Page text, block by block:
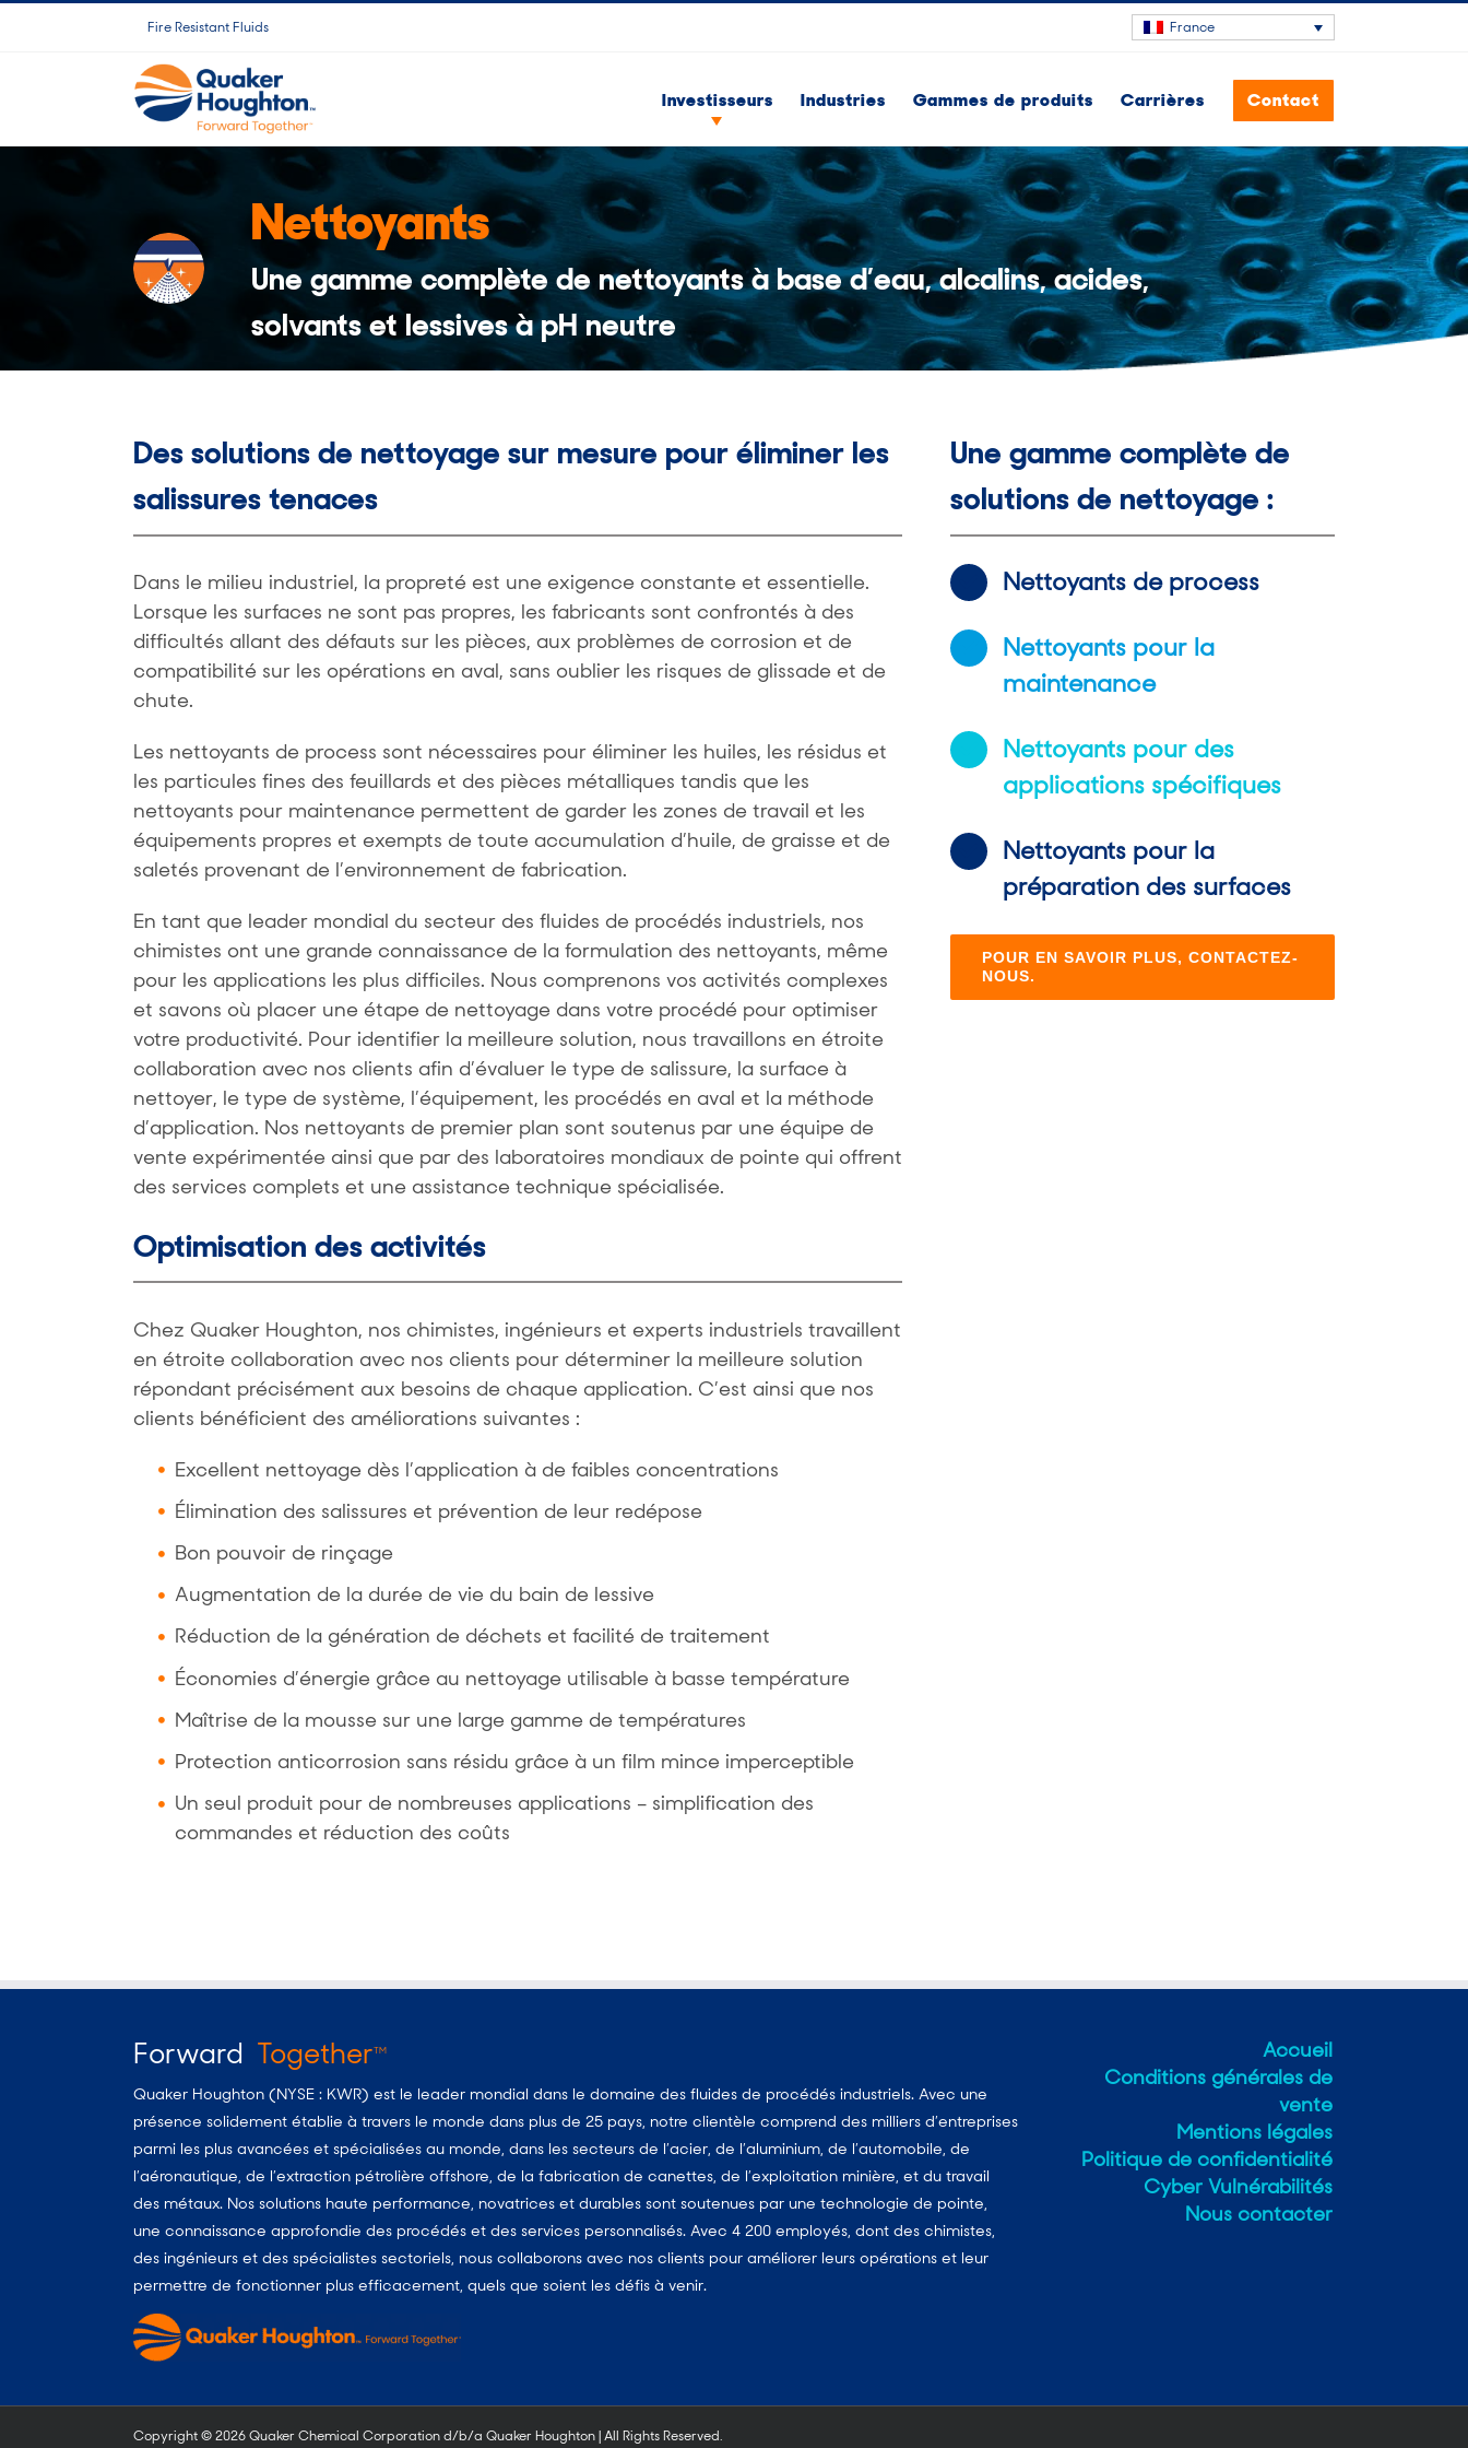
Fire Resistant Fluids France
Investisseurs Industries Gammes de produits Carrières Contact
Nettoyants
Une gamme complète de nettoyants à base d’eau, alcalins, acides,
solvants et lessives à pH neutre
Des solutions de nettoyage sur mesure pour éliminer les
salissures tenaces
Dans le milieu industriel, la propreté est une exigence constante et essentielle.
Lorsque les surfaces ne sont pas propres, les fabricants sont confrontés à des
difficultés allant des défauts sur les pièces, aux problèmes de corrosion et de
compatibilité sur les opérations en aval, sans oublier les risques de glissade et de
chute.
Les nettoyants de process sont nécessaires pour éliminer les huiles, les résidus et
les particules fines des feuillards et des pièces métalliques tandis que les
nettoyants pour maintenance permettent de garder les zones de travail et les
équipements propres et exempts de toute accumulation d’huile, de graisse et de
saletés provenant de l’environnement de fabrication.
En tant que leader mondial du secteur des fluides de procédés industriels, nos
chimistes ont une grande connaissance de la formulation des nettoyants, même
pour les applications les plus difficiles. Nous comprenons vos activités complexes
et savons où placer une étape de nettoyage dans votre procédé pour optimiser
votre productivité. Pour identifier la meilleure solution, nous travaillons en étroite
collaboration avec nos clients afin d’évaluer le type de salissure, la surface à
nettoyer, le type de système, l’équipement, les procédés en aval et la méthode
d’application. Nos nettoyants de premier plan sont soutenus par une équipe de
vente expérimentée ainsi que par des laboratoires mondiaux de pointe qui offrent
des services complets et une assistance technique spécialisée.
Optimisation des activités
Chez Quaker Houghton, nos chimistes, ingénieurs et experts industriels travaillent
en étroite collaboration avec nos clients pour déterminer la meilleure solution
répondant précisément aux besoins de chaque application. C’est ainsi que nos
clients bénéficient des améliorations suivantes :
Excellent nettoyage dès l’application à de faibles concentrations
Élimination des salissures et prévention de leur redépose
Bon pouvoir de rinçage
Augmentation de la durée de vie du bain de lessive
Réduction de la génération de déchets et facilité de traitement
Économies d’énergie grâce au nettoyage utilisable à basse température
Maîtrise de la mousse sur une large gamme de températures
Protection anticorrosion sans résidu grâce à un film mince imperceptible
Un seul produit pour de nombreuses applications – simplification des
commandes et réduction des coûts
Une gamme complète de
solutions de nettoyage :
Nettoyants de process
Nettoyants pour la
maintenance
Nettoyants pour des
applications spécifiques
Nettoyants pour la
préparation des surfaces
POUR EN SAVOIR PLUS, CONTACTEZ-
NOUS.
Forward TogetherTM
Quaker Houghton (NYSE : KWR) est le leader mondial dans le domaine des fluides de procédés industriels. Avec une
présence solidement établie à travers le monde dans plus de 25 pays, notre clientèle comprend des milliers d’entreprises
parmi les plus avancées et spécialisées au monde, dans les secteurs de l’acier, de l’aluminium, de l’automobile, de
l’aéronautique, de l’extraction pétrolière offshore, de la fabrication de canettes, de l’exploitation minière, et du travail
des métaux. Nos solutions haute performance, novatrices et durables sont soutenues par une technologie de pointe,
une connaissance approfondie des procédés et des services personnalisés. Avec 4 200 employés, dont des chimistes,
des ingénieurs et des spécialistes sectoriels, nous collaborons avec nos clients pour améliorer leurs opérations et leur
permettre de fonctionner plus efficacement, quels que soient les défis à venir.
Accueil
Conditions générales de
vente
Mentions légales
Politique de confidentialité
Cyber Vulnérabilités
Nous contacter
Copyright ©2026 Quaker Chemical Corporation d/b/a Quaker Houghton | All Rights Reserved.